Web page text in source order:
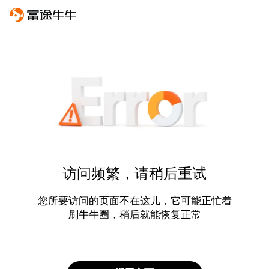
访问频繁，请稍后重试
您所要访问的页面不在这儿，它可能正忙着
刷牛牛圈，稍后就能恢复正常